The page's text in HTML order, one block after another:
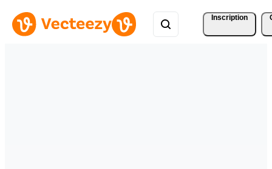
Inscription